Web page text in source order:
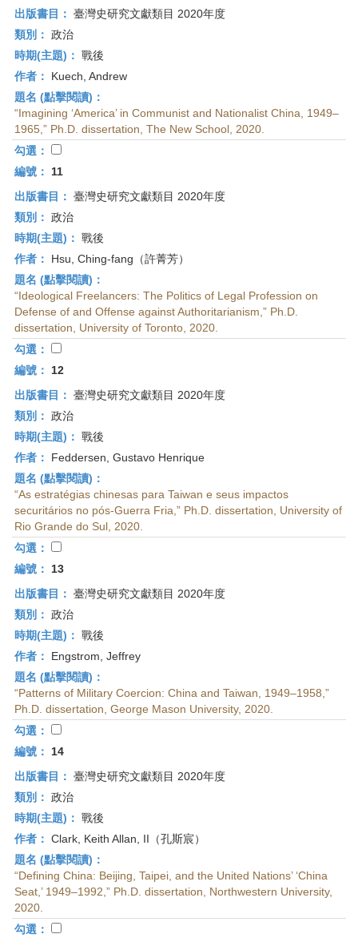
出版書目： 臺灣史研究文獻類目 2020年度
類別： 政治
時期(主題)： 戰後
作者：
Kuech, Andrew
題名 (點擊閱讀)：
“Imagining ‘America’ in Communist and Nationalist China, 1949–
1965,” Ph.D. dissertation, The New School, 2020.
勾選：
編號：
11
出版書目： 臺灣史研究文獻類目 2020年度
類別： 政治
時期(主題)： 戰後
作者：
Hsu, Ching-fang（許菁芳）
題名 (點擊閱讀)：
“Ideological Freelancers: The Politics of Legal Profession on
Defense of and Offense against Authoritarianism,” Ph.D.
dissertation, University of Toronto, 2020.
勾選：
編號：
12
出版書目： 臺灣史研究文獻類目 2020年度
類別： 政治
時期(主題)： 戰後
作者：
Feddersen, Gustavo Henrique
題名 (點擊閱讀)：
“As estratégias chinesas para Taiwan e seus impactos
securitários no pós-Guerra Fria,” Ph.D. dissertation, University of
Rio Grande do Sul, 2020.
勾選：
編號：
13
出版書目： 臺灣史研究文獻類目 2020年度
類別： 政治
時期(主題)： 戰後
作者：
Engstrom, Jeffrey
題名 (點擊閱讀)：
“Patterns of Military Coercion: China and Taiwan, 1949–1958,”
Ph.D. dissertation, George Mason University, 2020.
勾選：
編號：
14
出版書目： 臺灣史研究文獻類目 2020年度
類別： 政治
時期(主題)： 戰後
作者： Clark, Keith Allan, II（孔斯宸）
題名 (點擊閱讀)：
“Defining China: Beijing, Taipei, and the United Nations’ ‘China
Seat,’ 1949–1992,” Ph.D. dissertation, Northwestern University,
2020.
勾選：